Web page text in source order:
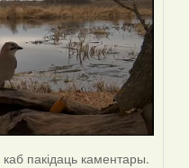
каб пакідаць каментары.